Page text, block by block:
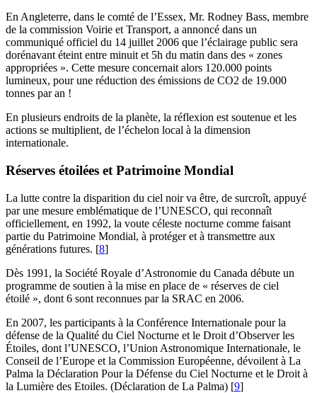
En Angleterre, dans le comté de l’Essex, Mr. Rodney Bass, membre
de la commission Voirie et Transport, a annoncé dans un
communiqué officiel du 14 juillet 2006 que l’éclairage public sera
dorénavant éteint entre minuit et 5h du matin dans des « zones
appropriées ». Cette mesure concernait alors 120.000 points
lumineux, pour une réduction des émissions de CO2 de 19.000
tonnes par an !
En plusieurs endroits de la planète, la réflexion est soutenue et les
actions se multiplient, de l’échelon local à la dimension
internationale.
Réserves étoilées et Patrimoine Mondial
La lutte contre la disparition du ciel noir va être, de surcroît, appuyé
par une mesure emblématique de l’UNESCO, qui reconnaît
officiellement, en 1992, la voute céleste nocturne comme faisant
partie du Patrimoine Mondial, à protéger et à transmettre aux
générations futures. [8]
Dès 1991, la Société Royale d’Astronomie du Canada débute un
programme de soutien à la mise en place de « réserves de ciel
étoilé », dont 6 sont reconnues par la SRAC en 2006.
En 2007, les participants à la Conférence Internationale pour la
défense de la Qualité du Ciel Nocturne et le Droit d’Observer les
Étoiles, dont l’UNESCO, l’Union Astronomique Internationale, le
Conseil de l’Europe et la Commission Européenne, dévoilent à La
Palma la Déclaration Pour la Défense du Ciel Nocturne et le Droit à
la Lumière des Etoiles. (Déclaration de La Palma) [9]